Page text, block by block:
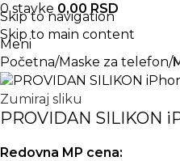
Skip to navigation
Skip to main content
0stavke 0,00 RSD
Meni
Početna Maske za telefon
Zumiraj sliku
PROVIDAN SILIKON
Redovna MP cena: